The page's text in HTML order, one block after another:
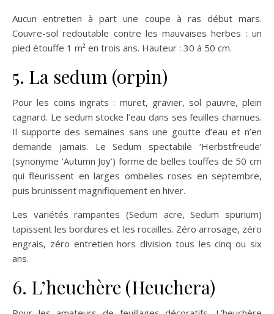
Aucun entretien à part une coupe à ras début mars.
Couvre-sol redoutable contre les mauvaises herbes : un
pied étouffe 1 m² en trois ans. Hauteur : 30 à 50 cm.
5. La sedum (orpin)
Pour les coins ingrats : muret, gravier, sol pauvre, plein
cagnard. Le sedum stocke l’eau dans ses feuilles charnues.
Il supporte des semaines sans une goutte d’eau et n’en
demande jamais. Le Sedum spectabile ‘Herbstfreude’
(synonyme ‘Autumn Joy’) forme de belles touffes de 50 cm
qui fleurissent en larges ombelles roses en septembre,
puis brunissent magnifiquement en hiver.
Les variétés rampantes (Sedum acre, Sedum spurium)
tapissent les bordures et les rocailles. Zéro arrosage, zéro
engrais, zéro entretien hors division tous les cinq ou six
ans.
6. L’heuchère (Heuchera)